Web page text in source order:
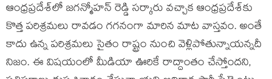
ఆంధ్రప్రదేశ్‌లో జగన్మోహన్ రెడ్డి సర్కారు వచ్చాక ఆంధ్రప్రదేశ్‌కు
కొత్త పరిశ్రమలు రావడం గగనంగా మారిన మాట వాస్తవం. అంతే
కాదు ఉన్న పరిశ్రమలు సైతం రాష్ట్రం నుంచి వెళ్లిపోతున్నాయన్నదీ
నిజం. ఈ విషయంలో మీడియా ఊరికే రాద్దాంతం చేస్తోందని,